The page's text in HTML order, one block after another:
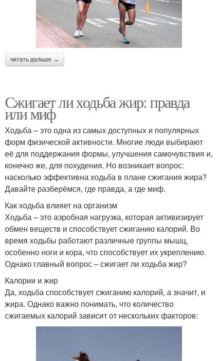
читать дальше →
Сжигает ли ходьба жир: правда
или миф
Ходьба – это одна из самых доступных и популярных
форм физической активности. Многие люди выбирают
её для поддержания формы, улучшения самочувствия и,
конечно же, для похудения. Но возникает вопрос:
насколько эффективна ходьба в плане сжигания жира?
Давайте разберёмся, где правда, а где миф.
Как ходьба влияет на организм
Ходьба – это аэробная нагрузка, которая активизирует
обмен веществ и способствует сжиганию калорий. Во
время ходьбы работают различные группы мышц,
особенно ноги и кора, что способствует их укреплению.
Однако главный вопрос – сжигает ли ходьба жир?
Калории и жир
Да, ходьба способствует сжиганию калорий, а значит, и
жира. Однако важно понимать, что количество
сжигаемых калорий зависит от нескольких факторов: